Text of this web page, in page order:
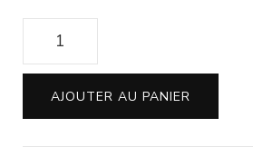
quantité
de
Quand
la
foi
AJOUTER AU PANIER